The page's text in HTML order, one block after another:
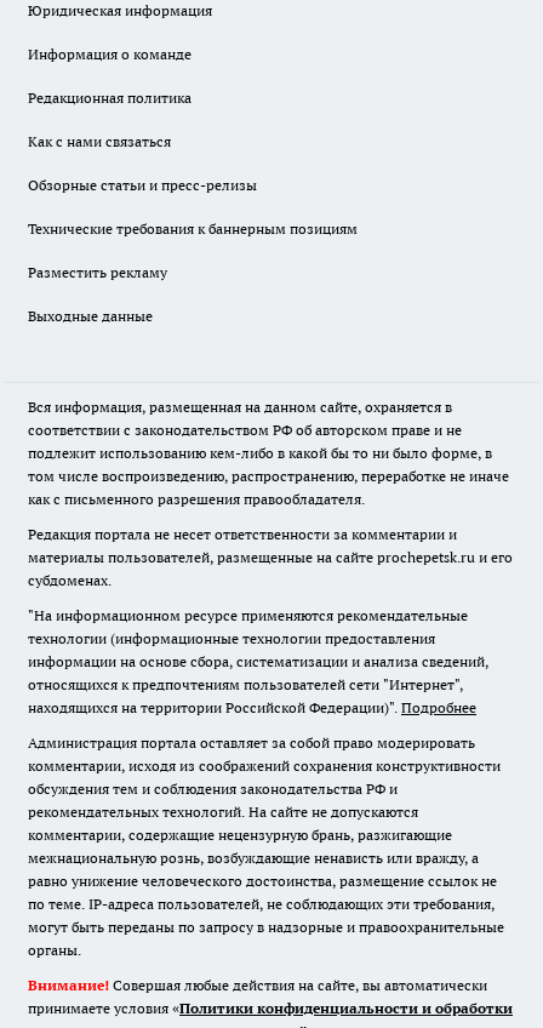
Юридическая информация
Информация о команде
Редакционная политика
Как с нами связаться
Обзорные статьи и пресс-релизы
Технические требования к баннерным позициям
Разместить рекламу
Выходные данные
Вся информация, размещенная на данном сайте, охраняется в
соответствии с законодательством РФ об авторском праве и не
подлежит использованию кем-либо в какой бы то ни было форме, в
том числе воспроизведению, распространению, переработке не иначе
как с письменного разрешения правообладателя.
Редакция портала не несет ответственности за комментарии и
материалы пользователей, размещенные на сайте prochepetsk.ru и его
субдоменах.
"На информационном ресурсе применяются рекомендательные
технологии (информационные технологии предоставления
информации на основе сбора, систематизации и анализа сведений,
относящихся к предпочтениям пользователей сети "Интернет",
находящихся на территории Российской Федерации)". Подробнее
Администрация портала оставляет за собой право модерировать
комментарии, исходя из соображений сохранения конструктивности
обсуждения тем и соблюдения законодательства РФ и
рекомендательных технологий. На сайте не допускаются
комментарии, содержащие нецензурную брань, разжигающие
межнациональную рознь, возбуждающие ненависть или вражду, а
равно унижение человеческого достоинства, размещение ссылок не
по теме. IP-адреса пользователей, не соблюдающих эти требования,
могут быть переданы по запросу в надзорные и правоохранительные
органы.
Внимание! Совершая любые действия на сайте, вы автоматически
принимаете условия «Политики конфиденциальности и обработки